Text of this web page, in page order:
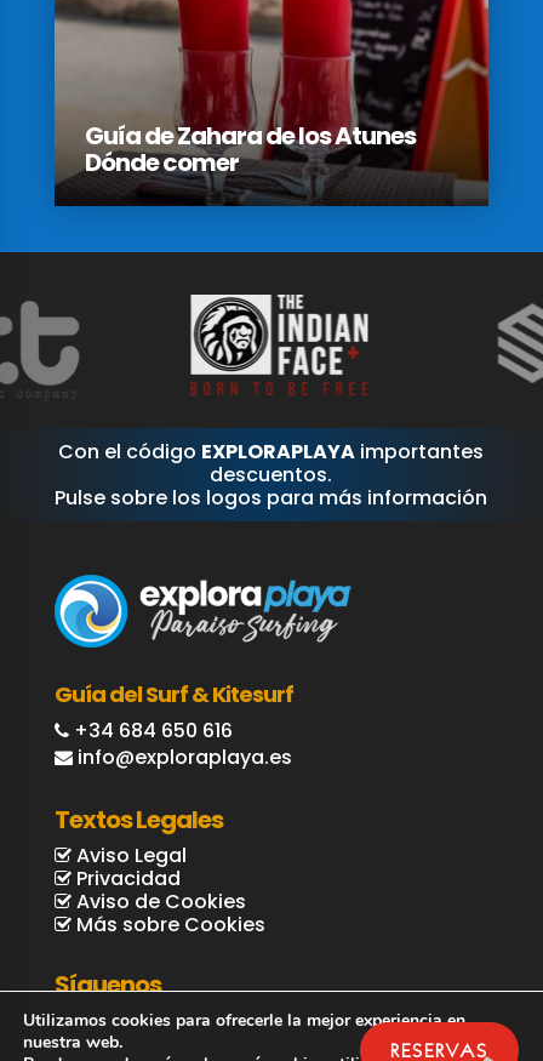
RESERVAS
Guía de Zahara de los Atunes
Dónde comer
Con el código EXPLORAPLAYA importantes
descuentos.
Pulse sobre los logos para más información
Guía del Surf & Kitesurf
+34 684 650 616
info@exploraplaya.es
Textos Legales
Aviso Legal
Privacidad
Aviso de Cookies
Más sobre Cookies
Síguenos
Utilizamos cookies para ofrecerle la mejor experiencia en
nuestra web.